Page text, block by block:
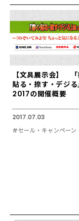
【文具展示会】 「
貼る・捺す・デジ
2017の開催概要
2017.07.03
#セール・キャンペーン